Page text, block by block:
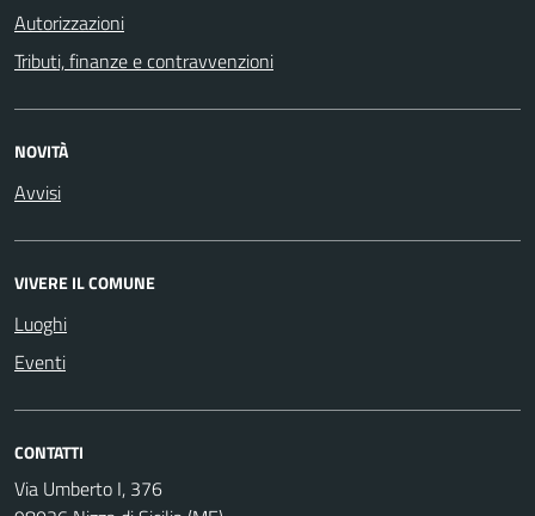
Autorizzazioni
Tributi, finanze e contravvenzioni
NOVITÀ
Avvisi
VIVERE IL COMUNE
Luoghi
Eventi
CONTATTI
Via Umberto I, 376